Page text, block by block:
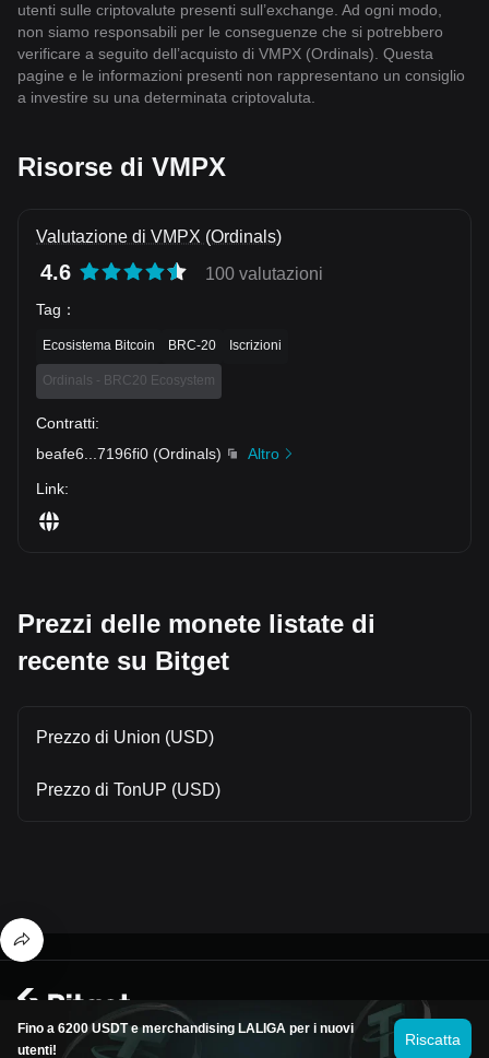
utenti sulle criptovalute presenti sull’exchange. Ad ogni modo,
non siamo responsabili per le conseguenze che si potrebbero
verificare a seguito dell’acquisto di VMPX (Ordinals). Questa
pagine e le informazioni presenti non rappresentano un consiglio
a investire su una determinata criptovaluta.
Risorse di VMPX
Valutazione di VMPX (Ordinals)
4.6 100 valutazioni
Tag ：
Ecosistema Bitcoin BRC-20 Iscrizioni
Ordinals - BRC20 Ecosystem
Contratti:
beafe6
7196fi0 (Ordinals)
Altro
Link:
Prezzi delle monete listate di
recente su Bitget
Prezzo di Union (USD)
Prezzo di TonUP (USD)
Fino a 6200 USDT e merchandising LALIGA per i nuovi
utenti!
Riscatta
© 2026 Bitget